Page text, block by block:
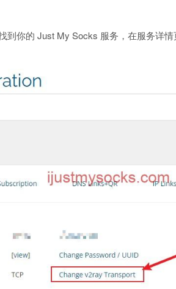
到你的 Just My Socks 服务，在服务详